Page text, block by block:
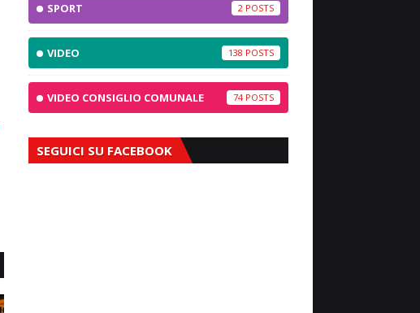
SPORT 2
VIDEO 138
VIDEO CONSIGLIO COMUNALE 74
SEGUICI SU FACEBOOK